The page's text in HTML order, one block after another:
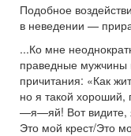
Подобное
в неведении —
...Ко мне
праведные
причитания: «Как
но я такой хороший,
—я—яй! Вот видите,
Это мой крест/Это